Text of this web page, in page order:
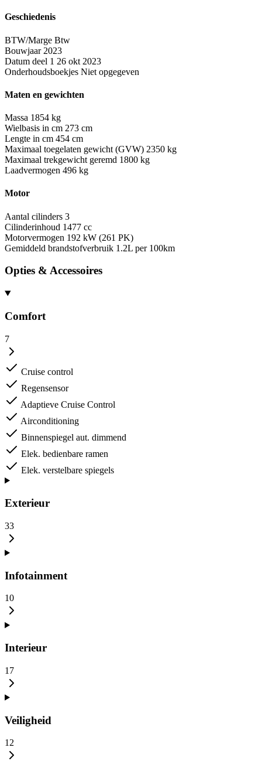
Geschiedenis
BTW/Marge Btw
Bouwjaar 2023
Datum deel 1 26 okt 2023
Onderhoudsboekjes Niet opgegeven
Maten en gewichten
Massa 1854 kg
Wielbasis in cm 273 cm
Lengte in cm 454 cm
Maximaal toegelaten gewicht (GVW) 2350 kg
Maximaal trekgewicht geremd 1800 kg
Laadvermogen 496 kg
Motor
Aantal cilinders 3
Cilinderinhoud 1477 cc
Motorvermogen 192 kW (261 PK)
Gemiddeld brandstofverbruik 1.2L per 100km
Opties & Accessoires
Comfort
7
Cruise control
Regensensor
Adaptieve Cruise Control
Airconditioning
Binnenspiegel aut. dimmend
Elek. bedienbare ramen
Elek. verstelbare spiegels
Exterieur
33
Infotainment
10
Interieur
17
Veiligheid
12